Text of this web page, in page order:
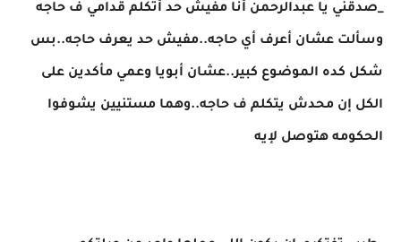
_صدقني يا عبدالرحمن أنا مفيش حد أتكلم قدامي ف حاجه
وسألت عشان أعرف أي حاجه..مفيش حد يعرف حاجه..بس
شكل كده الموضوع كبير..عشان أبويا وعمي مأكدين على
الكل إن محدش يتكلم ف حاجه..وهما مستنيين يشوفوا
الحكومه هتوصل لإيه